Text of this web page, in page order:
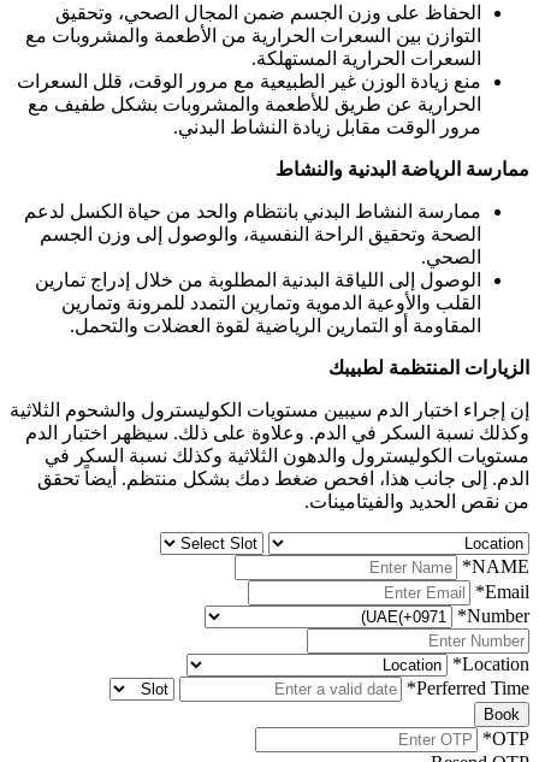
الحفاظ على وزن الجسم ضمن المجال الصحي، وتحقيق
التوازن بين السعرات الحرارية من الأطعمة والمشروبات مع
السعرات الحرارية المستهلكة.
منع زيادة الوزن غير الطبيعية مع مرور الوقت، قلل السعرات
الحرارية عن طريق للأطعمة والمشروبات بشكل طفيف مع
مرور الوقت مقابل زيادة النشاط البدني.
ممارسة الرياضة البدنية والنشاط
ممارسة النشاط البدني بانتظام والحد من حياة الكسل لدعم
الصحة وتحقيق الراحة النفسية، والوصول إلى وزن الجسم
الصحي.
الوصول إلى اللياقة البدنية المطلوبة من خلال إدراج تمارين
القلب والأوعية الدموية وتمارين التمدد للمرونة وتمارين
المقاومة أو التمارين الرياضية لقوة العضلات والتحمل.
الزيارات المنتظمة لطبيبك
إن إجراء اختبار الدم سيبين مستويات الكوليسترول والشحوم الثلاثية
وكذلك نسبة السكر في الدم. وعلاوة على ذلك. سيظهر اختبار الدم
مستويات الكوليسترول والدهون الثلاثية وكذلك نسبة السكر في
الدم. إلى جانب هذا، افحص ضغط دمك بشكل منتظم. أيضاً تحقق
من نقص الحديد والفيتامينات.
NAME
*
Email
*
Number
*
Location
*
Perferred Time
*
Book
OTP
*